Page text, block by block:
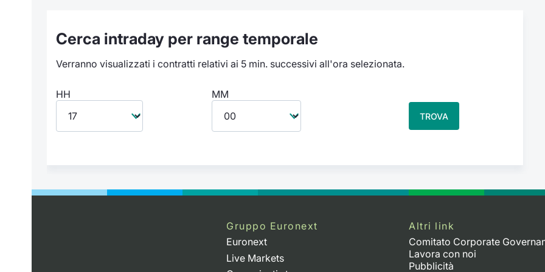
Cerca intraday per range temporale
Verranno visualizzati i contratti relativi ai 5 min. successivi all'ora selezionata.
HH MM
TROVA
Gruppo Euronext
Euronext
Live Markets
Altri link
Comitato Corporate
Lavora con noi
Pubblicità